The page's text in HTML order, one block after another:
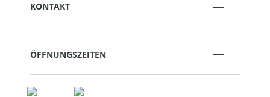
KONTAKT
ÖFFNUNGSZEITEN